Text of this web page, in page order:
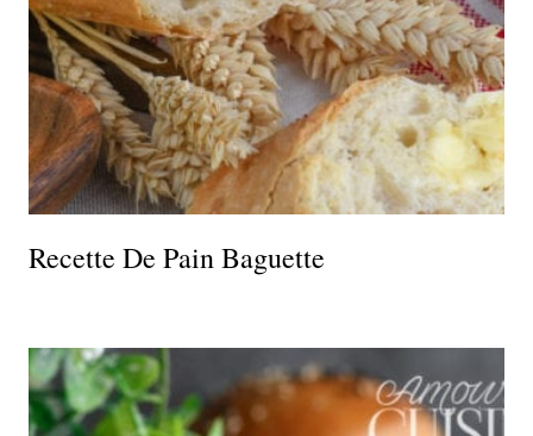
Recette De Pain Baguette